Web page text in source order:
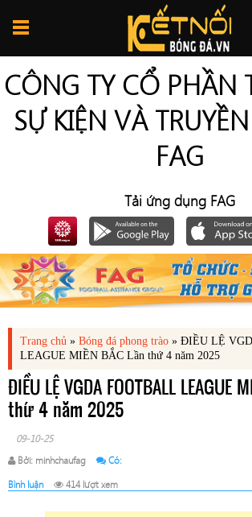
CÔNG TY CỔ PHẦN
SỰ KIỆN VÀ
FAG
Tải ứng dụng FAG
Trang chủ » Bóng đá phong trào » ĐIỀU LỆ
LEAGUE MIỀN BẮC Lần thứ 4 năm 2025
ĐIỀU LỆ VGDA FOOTBALL LEAGUE MIỀN BẮC Lần
thứ 4 năm 2025
09-10-25
Bởi: minhchaufag
Có:
Bình luận
414 lượt xem